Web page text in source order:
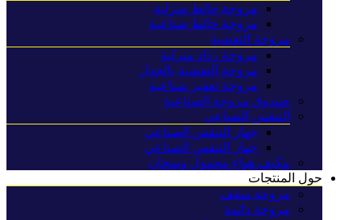
مروحة حائط منزلية
مروحة حائط صناعية
مروحة التغشية
مروحة رذاذ منزلية
مروحة التغشية بالجدار
مروحة تعفير صناعية
صندوق مروحة الصناعية
التنفس الصناعي
جهاز التنفس الصناعي
جهاز التنفس الصناعي
مكيف هواء محمول وسخان
حول المنتجات
مروحة سقف
مروحة دائمة